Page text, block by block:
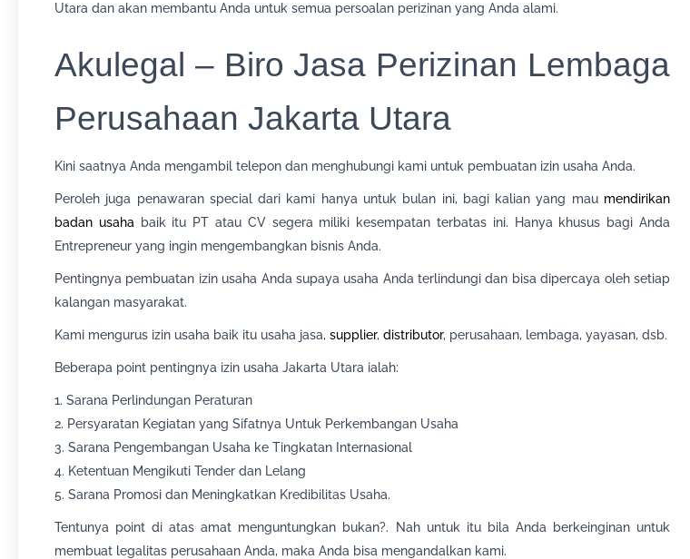
Utara dan akan membantu Anda untuk semua persoalan perizinan yang Anda alami.
Akulegal – Biro Jasa Perizinan Lembaga
Perusahaan Jakarta Utara
Kini saatnya Anda mengambil telepon dan menghubungi kami untuk pembuatan izin usaha Anda.
Peroleh juga penawaran special dari kami hanya untuk bulan ini, bagi kalian yang mau mendirikan
badan usaha baik itu PT atau CV segera miliki kesempatan terbatas ini. Hanya khusus bagi Anda
Entrepreneur yang ingin mengembangkan bisnis Anda.
Pentingnya pembuatan izin usaha Anda supaya usaha Anda terlindungi dan bisa dipercaya oleh setiap
kalangan masyarakat.
Kami mengurus izin usaha baik itu usaha jasa, supplier, distributor, perusahaan, lembaga, yayasan, dsb.
Beberapa point pentingnya izin usaha Jakarta Utara ialah:
1. Sarana Perlindungan Peraturan
2. Persyaratan Kegiatan yang Sifatnya Untuk Perkembangan Usaha
3. Sarana Pengembangan Usaha ke Tingkatan Internasional
4. Ketentuan Mengikuti Tender dan Lelang
5. Sarana Promosi dan Meningkatkan Kredibilitas Usaha.
Tentunya point di atas amat menguntungkan bukan?. Nah untuk itu bila Anda berkeinginan untuk
membuat legalitas perusahaan Anda, maka Anda bisa mengandalkan kami.